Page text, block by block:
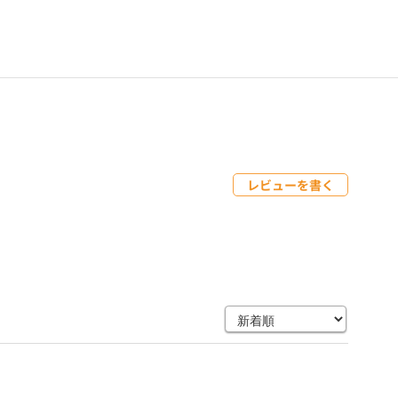
レビューを書く